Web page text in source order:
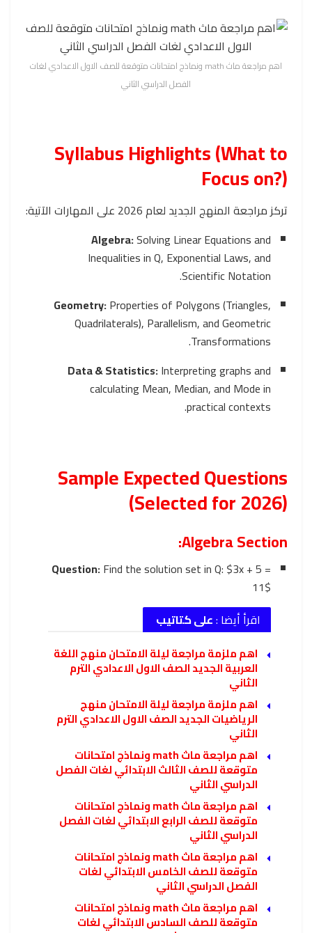
اهم مراجعة ماث math ونماذج امتحانات متوقعة للصف الاول الاعدادي لغات
الفصل الدراسي الثاني
Syllabus Highlights (What to
Focus on?)
تركز مراجعة المنهج الجديد لعام 2026 على المهارات الآتية:
Algebra:Solving Linear Equations and
Inequalities in Q, Exponential Laws, and
Scientific Notation.
Geometry:Properties of Polygons (Triangles,
Quadrilaterals), Parallelism, and Geometric
Transformations.
Data & Statistics:Interpreting graphs and
calculating Mean, Median, and Mode in
practical contexts.
Sample Expected Questions
(Selected for 2026)
Algebra Section:
Question:Find the solution set in Q: $3x + 5 =
11$
اقرأ أيضا :على كتاتيب
اهم ملزمة مراجعة ليلة الامتحان منهج اللغة
العربية الجديد الصف الاول الاعدادي الترم
الثاني
اهم ملزمة مراجعة ليلة الامتحان منهج
الرياضيات الجديد الصف الاول الاعدادي الترم
الثاني
اهم مراجعة ماث math ونماذج امتحانات
متوقعة للصف الثالث الابتدائي لغات الفصل
الدراسي الثاني
اهم مراجعة ماث math ونماذج امتحانات
متوقعة للصف الرابع الابتدائي لغات الفصل
الدراسي الثاني
اهم مراجعة ماث math ونماذج امتحانات
متوقعة للصف الخامس الابتدائي لغات
الفصل الدراسي الثاني
اهم مراجعة ماث math ونماذج امتحانات
متوقعة للصف السادس الابتدائي لغات